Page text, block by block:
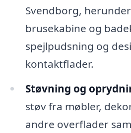
Svendborg,
brusekabine og
spejlpudsning og
kontaktflader.
Støvning og
støv fra møbler,
andre overflader